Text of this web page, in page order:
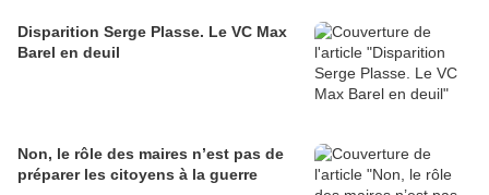
Disparition Serge Plasse. Le VC Max
Barel en deuil
Non, le rôle des maires n’est pas de
préparer les citoyens à la guerre